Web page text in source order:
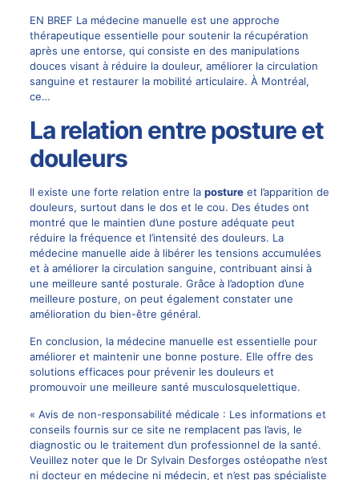
EN BREF La médecine manuelle est une approche
thérapeutique essentielle pour soutenir la récupération
après une entorse, qui consiste en des manipulations
douces visant à réduire la douleur, améliorer la circulation
sanguine et restaurer la mobilité articulaire. À Montréal,
ce…
La relation entre posture et
douleurs
Il existe une forte relation entre la postureet l’apparition de
douleurs, surtout dans le dos et le cou. Des études ont
montré que le maintien d’une posture adéquate peut
réduire la fréquence et l’intensité des douleurs. La
médecine manuelle aide à libérer les tensions accumulées
et à améliorer la circulation sanguine, contribuant ainsi à
une meilleure santé posturale. Grâce à l’adoption d’une
meilleure posture, on peut également constater une
amélioration du bien-être général.
En conclusion, la médecine manuelle est essentielle pour
améliorer et maintenir une bonne posture. Elle offre des
solutions efficaces pour prévenir les douleurs et
promouvoir une meilleure santé musculosquelettique.
« Avis de non-responsabilité médicale : Les informations et
conseils fournis sur ce site ne remplacent pas l’avis, le
diagnostic ou le traitement d’un professionnel de la santé.
Veuillez noter que le Dr Sylvain Desforges ostéopathe n’est
ni docteur en médecine ni médecin, et n’est pas spécialiste